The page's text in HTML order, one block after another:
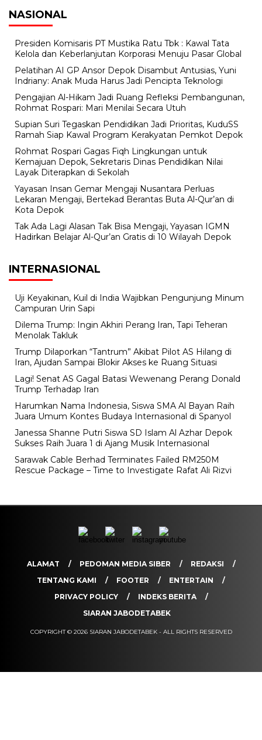
NASIONAL
Presiden Komisaris PT Mustika Ratu Tbk : Kawal Tata
Kelola dan Keberlanjutan Korporasi Menuju Pasar Global
Pelatihan AI GP Ansor Depok Disambut Antusias, Yuni
Indriany: Anak Muda Harus Jadi Pencipta Teknologi
Pengajian Al-Hikam Jadi Ruang Refleksi Pembangunan,
Rohmat Rospari: Mari Menilai Secara Utuh
Supian Suri Tegaskan Pendidikan Jadi Prioritas, KuduSS
Ramah Siap Kawal Program Kerakyatan Pemkot Depok
Rohmat Rospari Gagas Fiqh Lingkungan untuk
Kemajuan Depok, Sekretaris Dinas Pendidikan Nilai
Layak Diterapkan di Sekolah
Yayasan Insan Gemar Mengaji Nusantara Perluas
Lekaran Mengaji, Bertekad Berantas Buta Al-Qur’an di
Kota Depok
Tak Ada Lagi Alasan Tak Bisa Mengaji, Yayasan IGMN
Hadirkan Belajar Al-Qur’an Gratis di 10 Wilayah Depok
INTERNASIONAL
Uji Keyakinan, Kuil di India Wajibkan Pengunjung Minum
Campuran Urin Sapi
Dilema Trump: Ingin Akhiri Perang Iran, Tapi Teheran
Menolak Takluk
Trump Dilaporkan “Tantrum” Akibat Pilot AS Hilang di
Iran, Ajudan Sampai Blokir Akses ke Ruang Situasi
Lagi! Senat AS Gagal Batasi Wewenang Perang Donald
Trump Terhadap Iran
Harumkan Nama Indonesia, Siswa SMA Al Bayan Raih
Juara Umum Kontes Budaya Internasional di Spanyol
Janessa Shanne Putri Siswa SD Islam Al Azhar Depok
Sukses Raih Juara 1 di Ajang Musik Internasional
Sarawak Cable Berhad Terminates Failed RM250M
Rescue Package – Time to Investigate Rafat Ali Rizvi
ALAMAT PEDOMAN MEDIA SIBER
REDAKSI
TENTANG KAMI
FOOTER
ENTERTAIN
PRIVACY POLICY
INDEKS BERITA
SIARAN JABODETABEK
COPYRIGHT © 2026 SIARAN JABODETABEK - ALL RIGHTS RESERVED